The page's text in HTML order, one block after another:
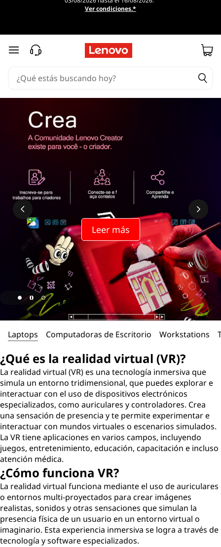
Ver condiciones.*
Ir al contenido principal
Leer más
Laptops Computadoras de Escritorio Workstations
¿Qué es la realidad virtual (VR)?
La realidad virtual (VR) es una tecnología inmersiva que
simula un entorno tridimensional, que puedes explorar e
interactuar con el uso de dispositivos electrónicos
especializados, como auriculares y controladores. Crea
una sensación de presencia y te permite experimentar e
interactuar con mundos virtuales o escenarios simulados.
La VR tiene aplicaciones en varios campos, incluyendo
juegos, entretenimiento, educación, capacitación e incluso
atención médica.
¿Cómo funciona VR?
La realidad virtual funciona mediante el uso de auriculares
o entornos multi-proyectados para crear imágenes
realistas, sonidos y otras sensaciones que simulan la
presencia física de un usuario en un entorno virtual o
imaginario. Esta experiencia inmersiva se logra a través de
tecnología y software especializados.